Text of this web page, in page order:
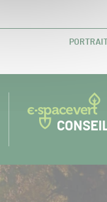
ARTICLE